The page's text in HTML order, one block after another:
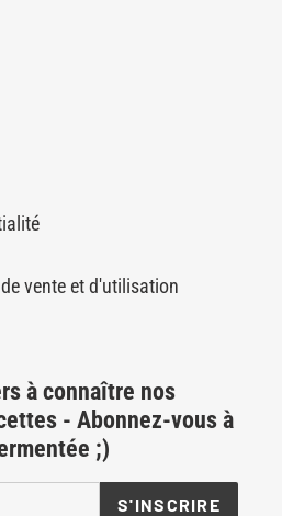
vente et d'utilisation
à connaître nos
- Abonnez-vous à
;)
S'INSCRIRE